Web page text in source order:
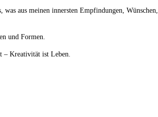
aus meinen innersten Empfindungen, Wünschen,
und Formen.
– Kreativität ist Leben.